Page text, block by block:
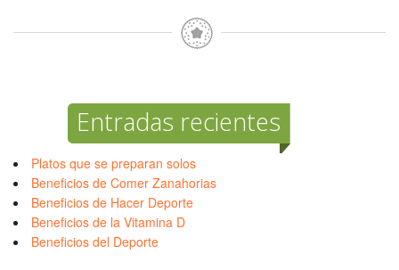
Entradas recientes
Platos que se preparan solos
Beneficios de Comer Zanahorias
Beneficios de Hacer Deporte
Beneficios de la Vitamina D
Beneficios del Deporte